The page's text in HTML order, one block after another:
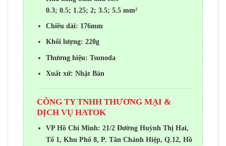
0.3; 0.5; 1.25; 2; 3.5; 5.5 mm²
Chiều dài: 176mm
Khối lượng: 220g
Thương hiệu: Tsunoda
Xuất xứ: Nhật Bản
CÔNG TY TNHH THƯƠNG MẠI &
DỊCH VỤ HATOK
VP Hồ Chí Minh: 21/2 Đường Huỳnh Thị Hai,
Tổ 1, Khu Phố 8, P. Tân Chánh Hiệp, Q.12, Hồ